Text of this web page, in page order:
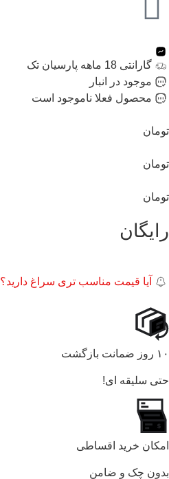
گارانتی 18 ماهه پارسیان تک
موجود در انبار
محصول فعلا ناموجود است
تومان
تومان
تومان
رایگان
آیا قیمت مناسب تری سراغ دارید؟
۱۰ روز ضمانت بازگشت
حتی سلیقه ای!
امکان خرید اقساطی
بدون چک و ضامن